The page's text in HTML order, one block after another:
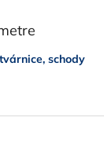
schody